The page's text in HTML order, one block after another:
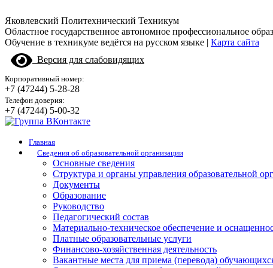
Яковлевский Политехнический Техникум
Областное государственное автономное профессиональное
Обучение в техникуме ведётся на русском языке | Карта сайта
Версия для слабовидящих
Корпоративный номер:
+7 (47244) 5-28-28
Телефон доверия:
+7 (47244) 5-00-32
Главная
Сведения об образовательной организации
Основные сведения
Структура и органы управления образовательной
Документы
Образование
Руководство
Педагогический состав
Материально-техническое обеспечение и
Платные образовательные услуги
Финансово-хозяйственная деятельность
Вакантные места для приема (перевода)